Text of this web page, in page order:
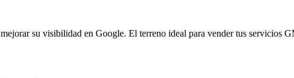
su visibilidad en Google. El terreno ideal para vender tus servicios